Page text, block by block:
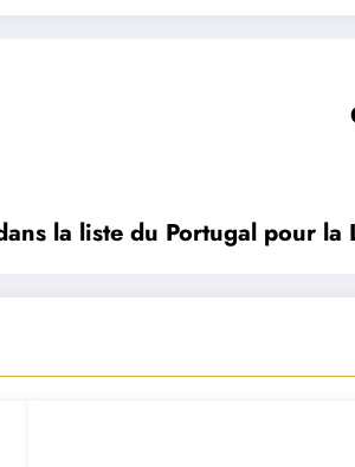
la liste du Portugal pour la